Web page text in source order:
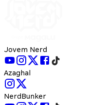
Jovem Nerd
Azaghal
NerdBunker